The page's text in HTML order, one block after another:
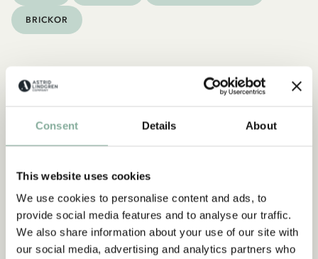
Consent Details About
This website uses cookies
We use cookies to personalise content and ads, to
provide social media features and to analyse our traffic.
We also share information about your use of our site with
our social media, advertising and analytics partners who
BRICKOR